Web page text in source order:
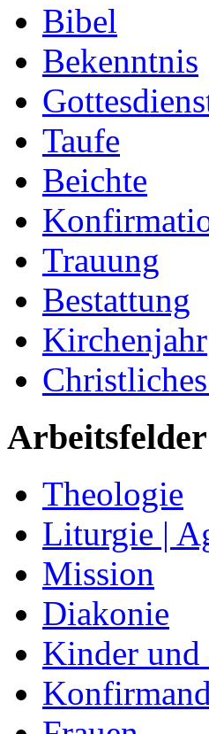
Bibel
Bekenntnis
Taufe
Beichte
Trauung
Bestattung
Kirchenjahr
Theologie
Liturgie |
Mission
Diakonie
Kinder und